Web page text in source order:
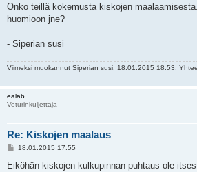
Onko teillä kokemusta kiskojen
huomioon jne?
- Siperian susi
Viimeksi muokannut Siperian susi , 18.01.2015 18:53.
ealab
Veturinkuljettaja
Re: Kiskojen maalaus
V
e
18.01.2015 17:55
Eiköhän kiskojen kulkupinnan puhtaus ole